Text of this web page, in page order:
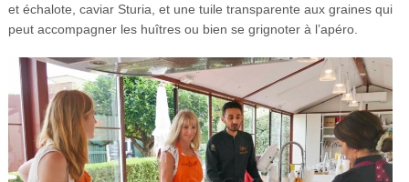
et échalote, caviar Sturia, et une tuile transparente aux graines qui
peut accompagner les huîtres ou bien se grignoter à l’apéro.